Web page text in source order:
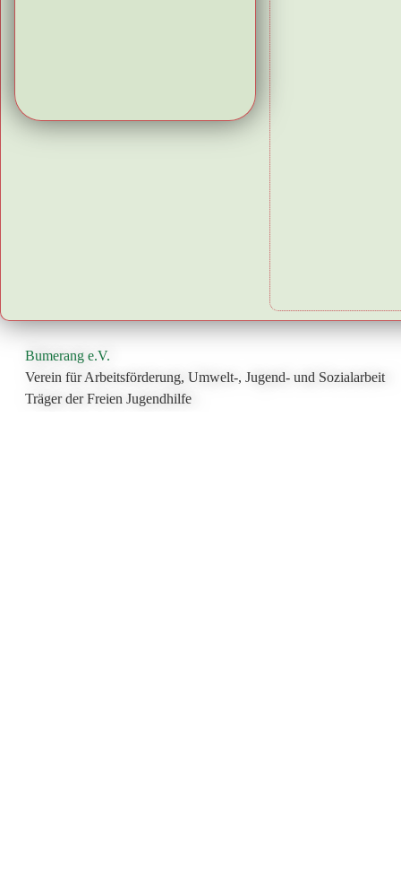
Bumerang e.V.
Verein für Arbeitsförderung, Umwelt-, Jugend- und Sozialarbeit
Träger der Freien Jugendhilfe